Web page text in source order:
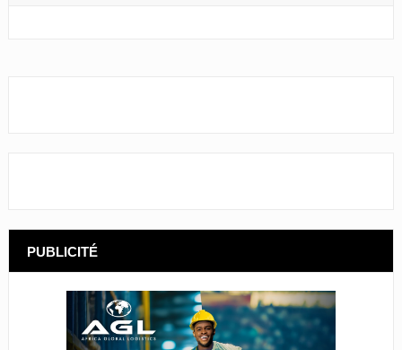
PUBLICITÉ